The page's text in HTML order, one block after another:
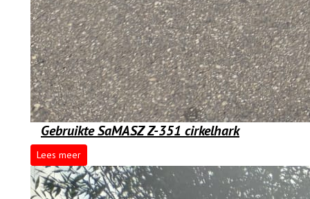
Gebruikte SaMASZ Z-351 cirkelhark
Lees meer